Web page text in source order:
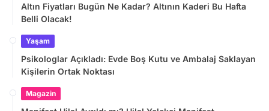
Altın Fiyatları Bugün Ne Kadar? Altının Kaderi Bu Hafta
Belli Olacak!
Yaşam
Psikologlar Açıkladı: Evde Boş Kutu ve Ambalaj Saklayan
Kişilerin Ortak Noktası
Magazin